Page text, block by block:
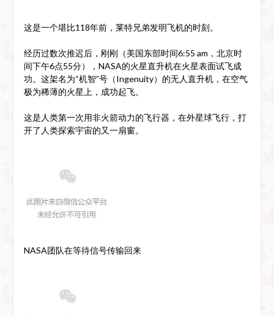
这是一个堪比118年前，莱特兄弟发明飞机的时刻。
经历过数次推迟后，刚刚（美国东部时间6:55 am，北京时
间下午6点55分），NASA的火星直升机在火星表面试飞成
功。这架名为“机智”号（Ingenuity）的无人直升机，在空气
极为稀薄的火星上，成功起飞。
这是人类第一次用非火箭动力的飞行器，在外星球飞行，打
开了人类探索宇宙的又一扇窗。
NASA团队在等待信号传输回来